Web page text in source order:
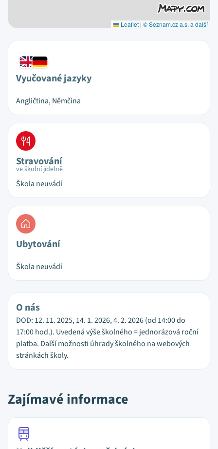
Leaflet | © Seznam.cz a.s. a další
Vyučované jazyky
Angličtina, Němčina
Stravování
ve školní jídelně
Škola neuvádí
Ubytování
Škola neuvádí
O nás
DOD: 12. 11. 2025, 14. 1. 2026, 4. 2. 2026 (od 14:00 do
17:00 hod.). Uvedená výše školného = jednorázová roční
platba. Další možnosti úhrady školného na webových
stránkách školy.
Zajímavé informace